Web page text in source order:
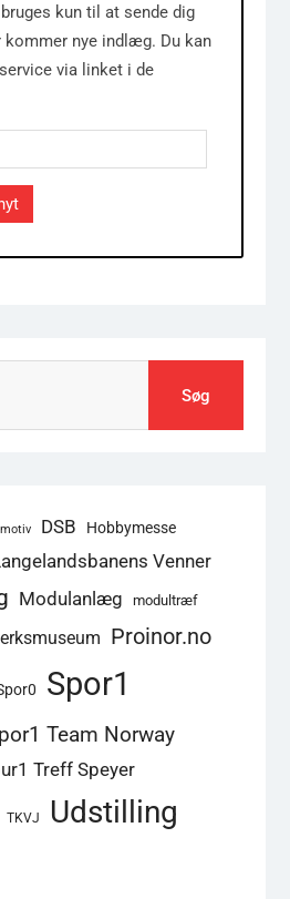
kun til at sende dig
nye indlæg. Du kan
via linket i de
DSB Hobbymesse
Venner
Modulanlæg modultræf
Proinor.no
Spor1
Team Norway
Treff Speyer
TKVJ Udstilling